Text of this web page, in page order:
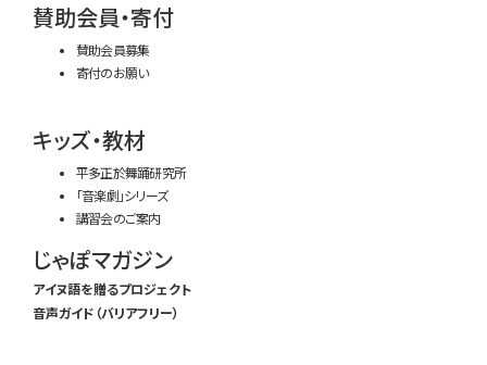
賛助会員・寄付
賛助会員募集
寄付のお願い
キッズ・教材
平多正於舞踊研究所
「音楽劇」シリーズ
講習会のご案内
じゃぽマガジン
アイヌ語を贈るプロジェクト
音声ガイド（バリアフリー）